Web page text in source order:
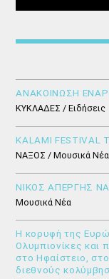
ΑΝΑΚΟΙΝΩΣΗ
ΚΥΚΛΑΔΕΣ / Ειδήσεις
KALAMI FESTIVAL
ΝΑΞΟΣ / Μουσικά Νέα
ΝΙΚΟΣ ΑΠΕΡΓΗΣ
Μουσικά Νέα
Η κορυφή της
Ολυμπιονίκες και
στο Ηφαίστειο,
διεθνούς